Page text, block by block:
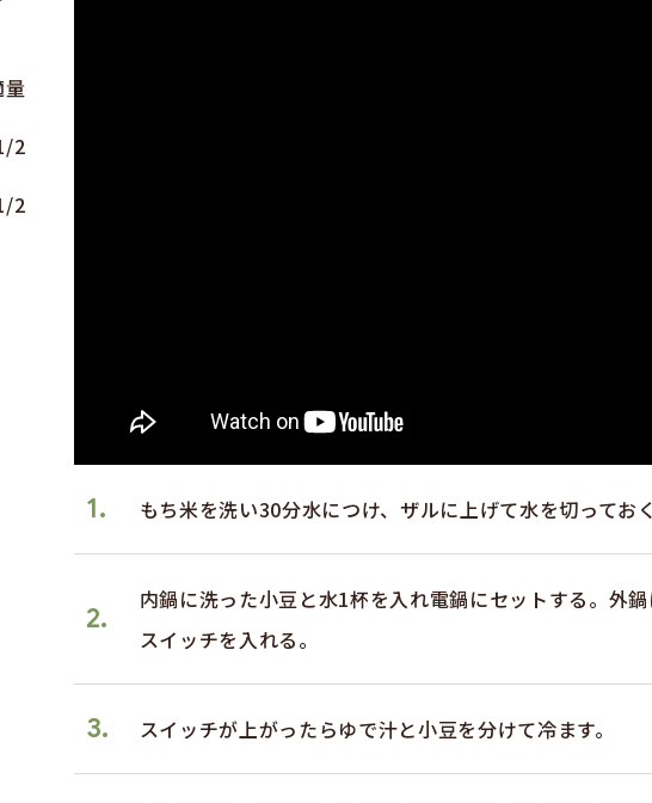
量
2
2
1. もち米を洗い30分水につけ、ザルに上げて水を切っておく
2.
内鍋に洗った小豆と水1杯を入れ電鍋にセットする。外
スイッチを入れる。
3. スイッチが上がったらゆで汁と小豆を分けて冷ます。